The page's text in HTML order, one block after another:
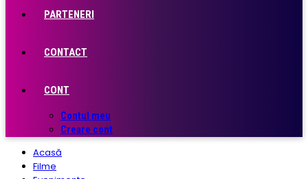
PARTENERI
CONTACT
CONT
Contul meu
Creare cont
Acasă
Filme